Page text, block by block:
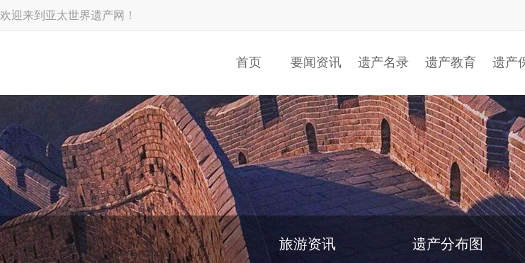
欢迎来到亚太世界遗产网！
首页 要闻资讯 遗产名录 遗产教育 遗产
旅游资讯 遗产分布图